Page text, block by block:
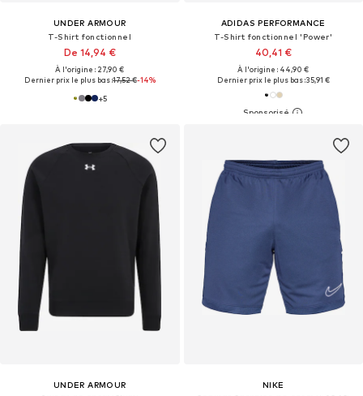
UNDER ARMOUR
T-Shirt fonctionnel
De 14,94 €
À l'origine : 27,90 €
Dernier prix le plus bas :17,52 €-14%
+5
ADIDAS PERFORMANCE
T-Shirt fonctionnel 'Power'
40,41 €
À l'origine : 44,90 €
Dernier prix le plus bas :35,91 €
UNDER ARMOUR
NIKE